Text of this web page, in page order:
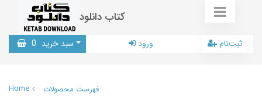
کتاب دانلود
سبد خرید 0 ورود ثبت‌نام
Home
فهرست محصولات